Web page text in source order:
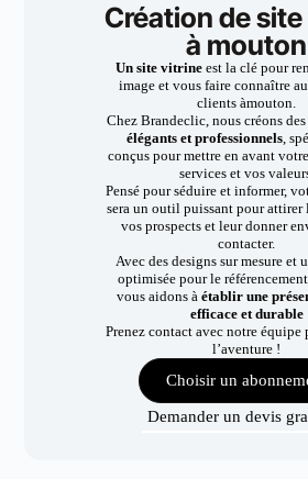
Création de
à mouton
Un site vitrineest la clé pour
image et vous faire connaître
clients àmouton.
Chez Brandeclic, nous créons des
élégants et professionnels,
conçus pour mettre en avant
services et vos
Pensé pour séduire et informer,
sera un outil puissant pour attirer
vos prospects et leur donner
contacter.
Avec des designs sur mesure et
optimisée pour le
vous aidons à établir une
efficace et durable
Prenez contact avec notre équipe
l’aventure !
Choisir un
Demander un devis